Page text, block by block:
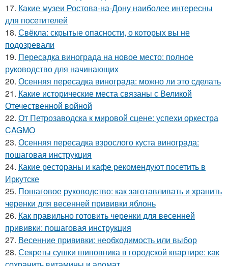
17. Какие музеи Ростова-на-Дону наиболее интересны
для посетителей
18. Свёкла: скрытые опасности, о которых вы не
подозревали
19. Пересадка винограда на новое место: полное
руководство для начинающих
20. Осенняя пересадка винограда: можно ли это сделать
21. Какие исторические места связаны с Великой
Отечественной войной
22. От Петрозаводска к мировой сцене: успехи оркестра
CAGMO
23. Осенняя пересадка взрослого куста винограда:
пошаговая инструкция
24. Какие рестораны и кафе рекомендуют посетить в
Иркутске
25. Пошаговое руководство: как заготавливать и хранить
черенки для весенней прививки яблонь
26. Как правильно готовить черенки для весенней
прививки: пошаговая инструкция
27. Весенние прививки: необходимость или выбор
28. Секреты сушки шиповника в городской квартире: как